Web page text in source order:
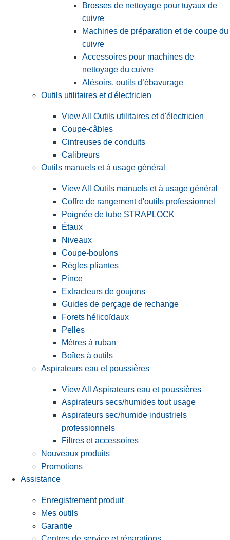
Brosses de nettoyage pour tuyaux de
cuivre
Machines de préparation et de coupe du
cuivre
Accessoires pour machines de
nettoyage du cuivre
Alésoirs, outils d’ébavurage
Outils utilitaires et d'électricien
View All Outils utilitaires et d'électricien
Coupe-câbles
Cintreuses de conduits
Calibreurs
Outils manuels et à usage général
View All Outils manuels et à usage général
Coffre de rangement d'outils professionnel
Poignée de tube STRAPLOCK
Étaux
Niveaux
Coupe-boulons
Règles pliantes
Pince
Extracteurs de goujons
Guides de perçage de rechange
Forets hélicoïdaux
Pelles
Mètres à ruban
Boîtes à outils
Aspirateurs eau et poussières
View All Aspirateurs eau et poussières
Aspirateurs secs/humides tout usage
Aspirateurs sec/humide industriels
professionnels
Filtres et accessoires
Nouveaux produits
Promotions
Assistance
Enregistrement produit
Mes outils
Garantie